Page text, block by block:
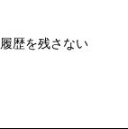
履歴を残さない